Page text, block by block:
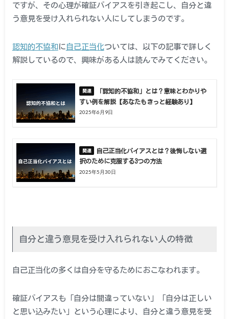
ですが、その心理が確証バイアスを引き起こし、自分と違
う意見を受け入れられない人にしてしまうのです。
認知的不協和に自己正当化ついては、以下の記事で詳しく
解説しているので、興味がある人は読んでみてください。
「認知的不協和」とは？意味とわかりや
すい例を解説【あなたもきっと経験あり】
2025年6月9日
自己正当化バイアスとは？後悔しない選
択のために克服する3つの方法
2025年5月30日
自分と違う意見を受け入れられない人の特徴
自己正当化の多くは自分を守るためにおこなわれます。
確証バイアスも「自分は間違っていない」「自分は正しい
と思い込みたい」という心理により、自分と違う意見を受